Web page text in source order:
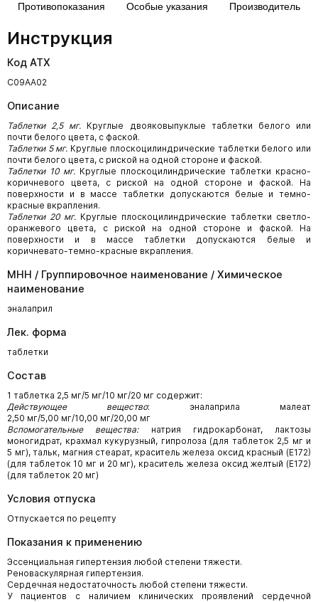
Противопоказания Особые указания Производитель
Инструкция
Код АТХ
С09АА02
Описание
Таблетки 2,5 мг. Круглые двояковыпуклые таблетки белого или
почти белого цвета, с фаской.
Таблетки 5 мг. Круглые плоскоцилиндрические таблетки белого или
почти белого цвета, с риской на одной стороне и фаской.
Таблетки 10 мг. Круглые плоскоцилиндрические таблетки красно-
коричневого цвета, с риской на одной стороне и фаской. На
поверхности и в массе таблетки допускаются белые и темно-
красные вкрапления.
Таблетки 20 мг. Круглые плоскоцилиндрические таблетки светло-
оранжевого цвета, с риской на одной стороне и фаской. На
поверхности и в массе таблетки допускаются белые и
коричневато-темно-красные вкрапления.
МНН / Группировочное наименование / Химическое
наименование
эналаприл
Лек. форма
таблетки
Состав
1 таблетка 2,5 мг/5 мг/10 мг/20 мг содержит:
Действующее вещество: эналаприла малеат
2,50 мг/5,00 мг/10,00 мг/20,00 мг
Вспомогательные вещества: натрия гидрокарбонат, лактозы
моногидрат, крахмал кукурузный, гипролоза (для таблеток 2,5 мг и
5 мг), тальк, магния стеарат, краситель железа оксид красный (Е172)
(для таблеток 10 мг и 20 мг), краситель железа оксид желтый (Е172)
(для таблеток 20 мг)
Условия отпуска
Отпускается по рецепту
Показания к применению
Эссенциальная гипертензия любой степени тяжести.
Реноваскулярная гипертензия.
Сердечная недостаточность любой степени тяжести.
У пациентов с наличием клинических проявлений сердечной